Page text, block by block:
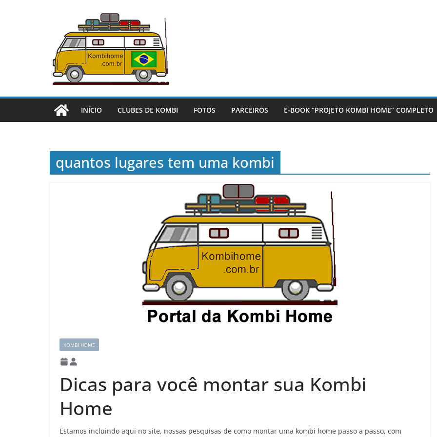
INÍCIO CLUBES DE KOMBI FOTOS PARCEIROS E-BOOK “PROJETO KOMBI HOME” COMPLETO
quantos lugares tem uma kombi
KOMBI HOME
Dicas para você montar sua Kombi
Home
Estamos incluindo aqui no site, nossas pesquisas de como montar uma kombi home passo a passo, com